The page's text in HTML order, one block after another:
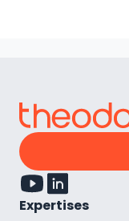
Expertises